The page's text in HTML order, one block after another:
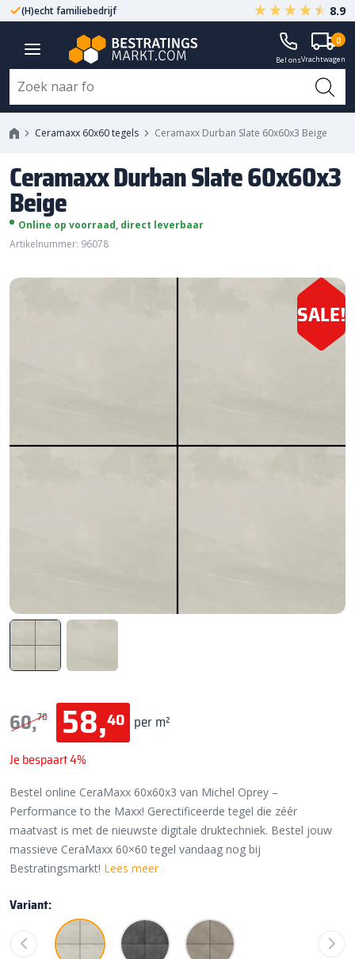
(H)echt familiebedrijf Gegarandeerd A-kwaliteit
8.9
Bel onsVrachtwagen
0
Ceramaxx 60x60 tegels Ceramaxx Durban Slate 60x60x3 Beige
Ceramaxx Durban Slate 60x60x3
Beige
Online op voorraad, direct leverbaar
Artikelnummer: 96078
SALE!
60,70 58,40 per m²
Je bespaart 4%
Bestel online CeraMaxx 60x60x3 van Michel Oprey –
Performance to the Maxx! Gerectificeerde tegel die zéér
maatvast is met de nieuwste digitale druktechniek. Bestel jouw
massieve CeraMaxx 60×60 tegel vandaag nog bij
Bestratingsmarkt! Lees meer
Variant:
Ceramaxx Durban Slate 60x60x3
Beige